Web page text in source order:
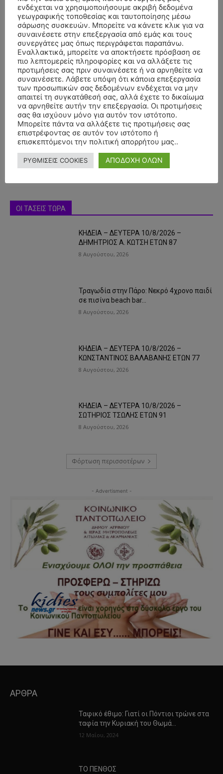
- Advertisment -
ΟΙ ΤΑΣΕΙΣ ΤΩΡΑ
ΚΗΔΕΙΑ – ΔΕΥΤΕΡΑ 10/8/2026 –
ΔΗΜΗΤΡΙΟΣ Α. ΚΩΤΣΗ ΕΤΩΝ 87
8 Αυγούστου, 2026
Τραγωδία στην Πάρο: Νεκρό 4χρονο παιδί
σε πισίνα beach bar…
8 Αυγούστου, 2026
ΚΗΔΕΙΑ – ΔΕΥΤΕΡΑ 10/8/2026 –
ΚΩΝΣΤΑΝΤΙΝΟΣ ΒΑΛΑΒΑΝΗΣ ΕΤΩΝ 77
8 Αυγούστου, 2026
ΚΗΔΕΙΑ – ΔΕΥΤΕΡΑ 10/8/2026 –
ΣΩΤΗΡΙΟΣ ΤΣΩΛΗΣ ΕΤΩΝ 91
8 Αυγούστου, 2026
Φόρτωση περισσοτέρων
- Advertisment -
ΑΡΘΡΑ
Ταφικό έθιμο: Γιατί οι Πόντιοι τρώνε στα
ταφία την Κυριακή του Θωμά…
12 Μαΐου, 2024
ΤΟ ΠΕΝΘΟΣ
ενδέχεται να χρησιμοποιήσουμε ακριβή δεδομένα
γεωγραφικής τοποθεσίας και ταυτοποίησης μέσω
σάρωσης συσκευών. Μπορείτε να κάνετε κλικ για να
συναινέσετε στην επεξεργασία από εμάς και τους
συνεργάτες μας όπως περιγράφεται παραπάνω.
Εναλλακτικά, μπορείτε να αποκτήσετε πρόσβαση σε
πιο λεπτομερείς πληροφορίες και να αλλάξετε τις
προτιμήσεις σας πριν συναινέσετε ή να αρνηθείτε να
συναινέσετε. Λάβετε υπόψη ότι κάποια επεξεργασία
των προσωπικών σας δεδομένων ενδέχεται να μην
απαιτεί τη συγκατάθεσή σας, αλλά έχετε το δικαίωμα
να αρνηθείτε αυτήν την επεξεργασία. Οι προτιμήσεις
σας θα ισχύουν μόνο για αυτόν τον ιστότοπο.
Μπορείτε πάντα να αλλάξετε τις προτιμήσεις σας
επιστρέφοντας σε αυτόν τον ιστότοπο ή
επισκεπτόμενοι την πολιτική απορρήτου μας..
ΡΥΘΜΙΣΕΙΣ COOKIES ΑΠΟΔΟΧΗ ΟΛΩΝ